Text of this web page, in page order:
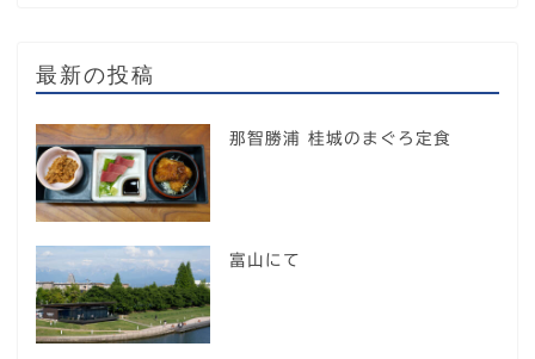
最新の投稿
那智勝浦 桂城のまぐろ定食
富山にて